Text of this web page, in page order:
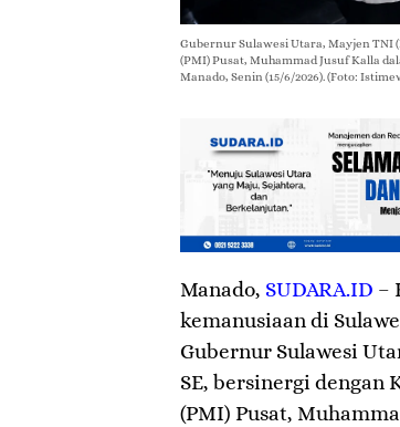
Gubernur Sulawesi Utara, Mayjen TNI
(PMI) Pusat, Muhammad Jusuf Kalla
Manado, Senin (15/6/2026). (Foto:
Manado, SUDARA.ID –
kemanusiaan di
Gubernur Sulawesi
SE, bersinergi dengan
(PMI) Pusat,